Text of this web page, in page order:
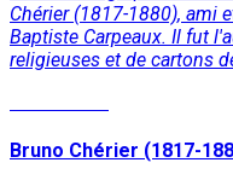
Chérier (1817-1880), ami
Baptiste Carpeaux. Il fut
religieuses et de cartons
Bruno Chérier (1817-